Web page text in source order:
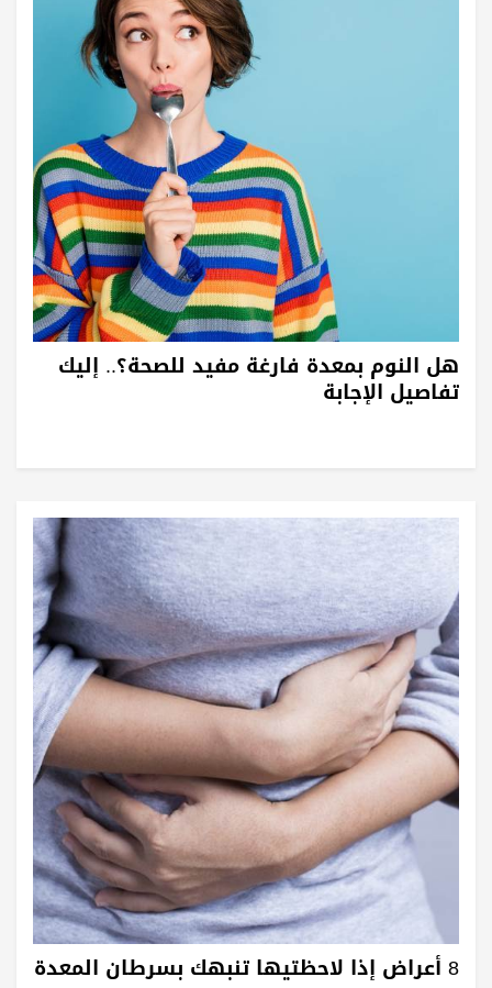
هل النوم بمعدة فارغة مفيد للصحة؟.. إليك
تفاصيل الإجابة
8 أعراض إذا لاحظتيها تنبهك بسرطان المعدة